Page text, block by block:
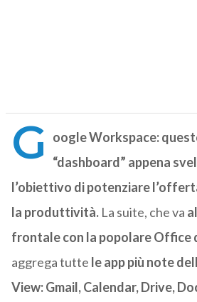
G oogle Workspace:
“dashboard” appena
l’obiettivo di potenziare
la produttività.La suite, che va
frontale con la popolare Office
aggrega tutte le app più note
View: Gmail, Calendar, Drive,